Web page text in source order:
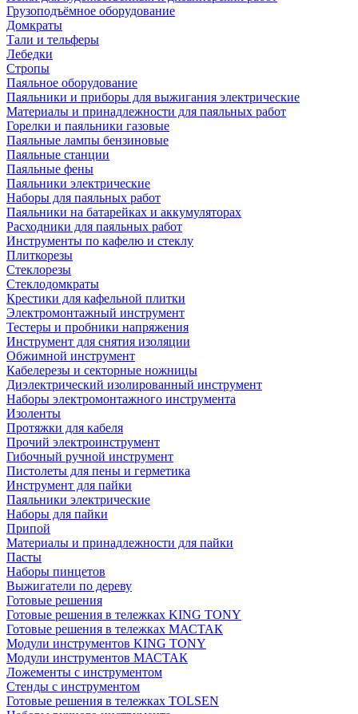
Грузоподъёмное оборудование
Домкраты
Тали и тельферы
Лебедки
Стропы
Паяльное оборудование
Паяльники и приборы для выжигания электрические
Материалы и принадлежности для паяльных работ
Горелки и паяльники газовые
Паяльные лампы бензиновые
Паяльные станции
Паяльные фены
Паяльники электрические
Наборы для паяльных работ
Паяльники на батарейках и аккумуляторах
Расходники для паяльных работ
Инструменты по кафелю и стеклу
Плиткорезы
Стеклорезы
Стеклодомкраты
Крестики для кафельной плитки
Электромонтажный инструмент
Тестеры и пробники напряжения
Инструмент для снятия изоляции
Обжимной инструмент
Кабелерезы и секторные ножницы
Диэлектрический изолированный инструмент
Наборы электромонтажного инструмента
Изоленты
Протяжки для кабеля
Прочий электроинструмент
Гибочный ручной инструмент
Пистолеты для пены и герметика
Инструмент для пайки
Паяльники электрические
Наборы для пайки
Припой
Материалы и принадлежности для пайки
Пасты
Наборы пинцетов
Выжигатели по дереву
Готовые решения
Готовые решения в тележках KING TONY
Готовые решения в тележках МАСТАК
Модули инструментов KING TONY
Модули инструментов МАСТАК
Ложементы с инструментом
Стенды с инструментом
Готовые решения в тележках TOLSEN